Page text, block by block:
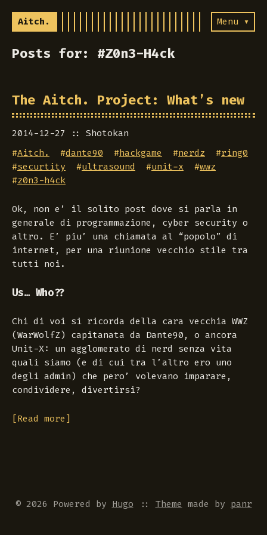
Aitch. Menu ▾
Posts for: #Z0n3-H4ck
The Aitch. Project: What’s new
2014-12-27
Shotokan
#Aitch. #dante90 #hackgame #nerdz #ring0
#securtity #ultrasound #unit-x #wwz
#z0n3-h4ck
Ok, non e’ il solito post dove si parla in
generale di programmazione, cyber security o
altro. E’ piu’ una chiamata al “popolo” di
internet, per una riunione vecchio stile tra
tutti noi.
Us… Who??
Chi di voi si ricorda della cara vecchia WWZ
(WarWolfZ) capitanata da Dante90, o ancora
Unit-X: un agglomerato di nerd senza vita
quali siamo (e di cui tra l’altro ero uno
degli admin) che pero’ volevano imparare,
condividere, divertirsi?
[Read more]
© 2026 Powered by Hugo :: Theme made by panr